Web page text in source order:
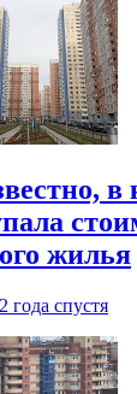
в
жилья
2 года спустя